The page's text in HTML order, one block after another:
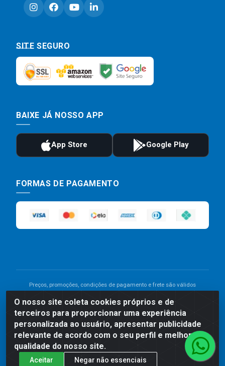
O nosso site coleta cookies próprios e de
terceiros para proporcionar uma experiência
personalizada ao usuário, apresentar publicidade
relevante de acordo com o seu perfil e melhorar a
qualidade do nosso site.
Aceitar Negar não essenciais
SITE SEGURO
BAIXE JÁ NOSSO APP
FORMAS DE PAGAMENTO
Preços, promoções, condições de pagamento e frete são válidos
divergência de preço de um produto, será válido o preço que for
exibido no carrinho de compras do site no momento do pagamento.
As vendas estão sujeitas a análise e disponibilidade do estoque.
Imagens de produtos meramente ilustrativas.
Comercial de Construção 2001 LTDA - Av. Congresso
Eucarístico, 1179 - São José, Carpina - PE - CEP: 55811-